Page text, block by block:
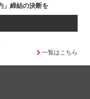
」締結の決断を
一覧はこちら